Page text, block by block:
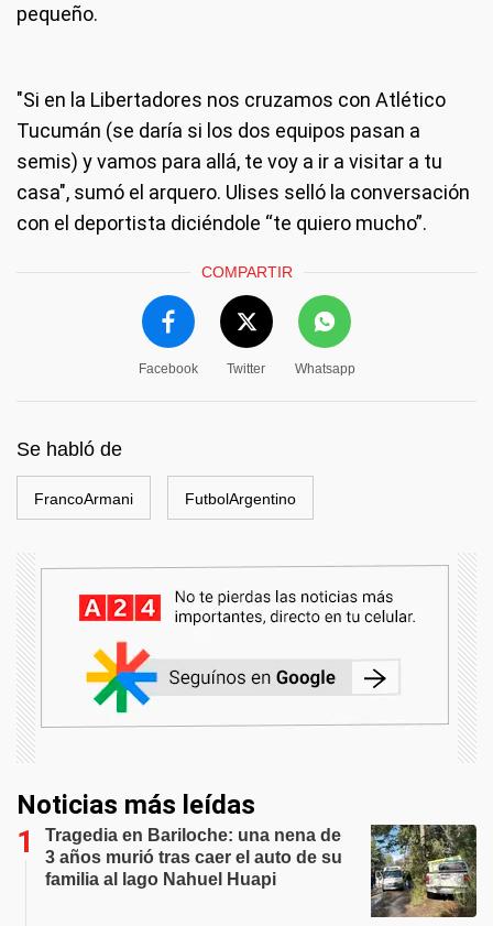
pequeño.
"Si en la Libertadores nos cruzamos con Atlético
Tucumán (se daría si los dos equipos pasan a
semis) y vamos para allá, te voy a ir a visitar a tu
casa", sumó el arquero. Ulises selló la conversación
con el deportista diciéndole “te quiero mucho”.
COMPARTIR
Facebook Twitter Whatsapp
Se habló de
FrancoArmani FutbolArgentino
Noticias más leídas
Tragedia en Bariloche: una nena de
3 años murió tras caer el auto de su
familia al lago Nahuel Huapi